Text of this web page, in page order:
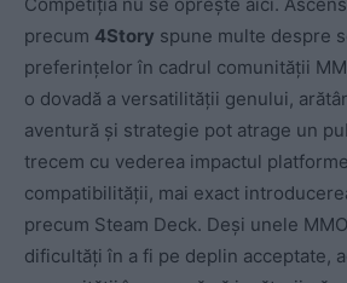
precum 4Story spune multe despre
preferințelor în cadrul comunității
o dovadă a versatilității genului,
aventură și strategie pot atrage un
trecem cu vederea impactul
compatibilității, mai exact
precum Steam Deck. Deși unele
dificultăți în a fi pe deplin acceptate,